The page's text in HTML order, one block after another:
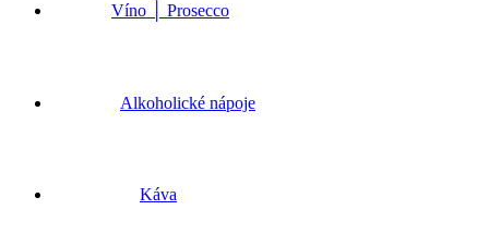
Víno │ Prosecco
Alkoholické nápoje
Káva